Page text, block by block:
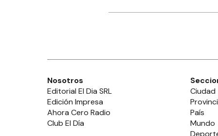
Nosotros
Editorial El Dia SRL
Edición Impresa
Ahora Cero Radio
Club El Día
Ciudad
País
Mundo